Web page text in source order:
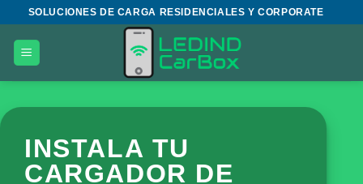
Saltar
contenido
SOLUCIONES DE CARGA RESIDENCIALES Y CORPORATE
INSTALA TU
CARGADOR DE